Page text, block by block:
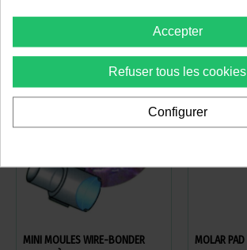
SECTEUR
Vous devez confirmer que
êtes unprofessionnel
Oui, je suis professionnel
MINI MOULES WIRE-BONDER
MOLAR PAD
Accepter
Refuser tous les cookies
Configurer